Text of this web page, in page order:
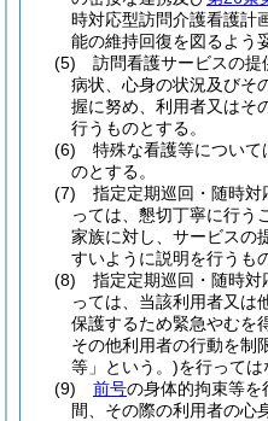
時対応型訪問介護看護計
能の維持回復を図るよう
(5)
訪問看護サービスの
病状、心身の状況及びそ
握に努め、利用者又はそ
行うものとする。
(6)
特殊な看護等について
のとする。
(7)
指定定期巡回・随時
っては、懇切丁寧に行う
家族に対し、サービスの
すいように説明を行うも
(8)
指定定期巡回・随時
っては、当該利用者又は
保護するため緊急やむを
その他利用者の行動を制
等」という。)を行っては
(9)
前号の身体的拘束等を
間、その際の利用者の心